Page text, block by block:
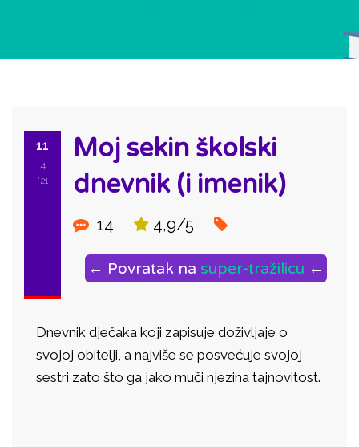
11
4
'21
Moj sekin školski
dnevnik (i imenik)
14 4,9/5
← Povratak na super-tražilicu ←
Dnevnik dječaka koji zapisuje doživljaje o
svojoj obitelji, a najviše se posvećuje svojoj
sestri zato što ga jako muči njezina tajnovitost.